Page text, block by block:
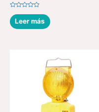
Valorado
en
0
de
Leer más